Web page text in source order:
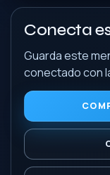
Conecta
Guarda este
conectado con